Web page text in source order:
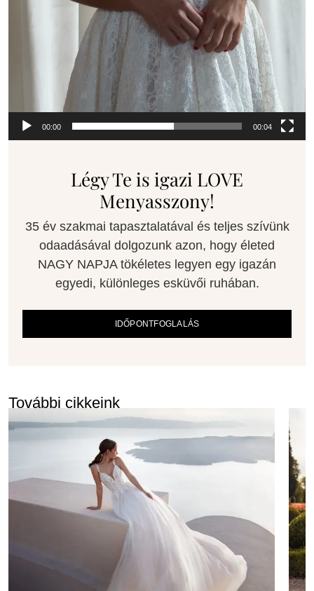
00:00 00:04
Légy Te is igazi LOVE
Menyasszony!
35 év szakmai tapasztalatával és teljes szívünk
odaadásával dolgozunk azon, hogy életed
NAGY NAPJA tökéletes legyen egy igazán
egyedi, különleges esküvői ruhában.
IDŐPONTFOGLALÁS
További cikkeink